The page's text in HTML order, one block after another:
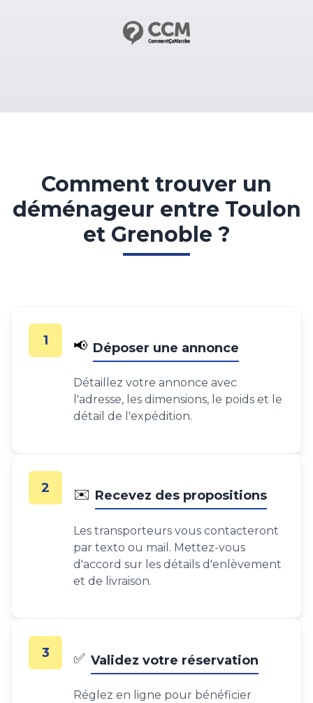
Comment trouver un
déménageur entre Toulon
et Grenoble ?
1 📢 Déposer une annonce
Détaillez votre annonce avec
l'adresse, les dimensions, le poids et le
détail de l'expédition.
2 ✉️ Recevez des propositions
Les transporteurs vous contacteront
par texto ou mail. Mettez-vous
d'accord sur les détails d'enlèvement
et de livraison.
3 ✅ Validez votre réservation
Réglez en ligne pour bénéficier